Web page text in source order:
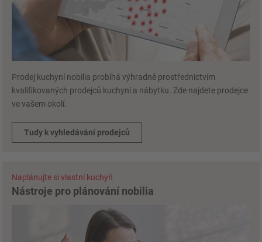
Prodej kuchyní nobilia probíhá výhradně prostřednictvím
kvalifikovaných prodejců kuchyní a nábytku. Zde najdete prodejce
ve vašem okolí.
Tudy k vyhledávání prodejců
Naplánujte si vlastní kuchyň
Nástroje pro plánování nobilia